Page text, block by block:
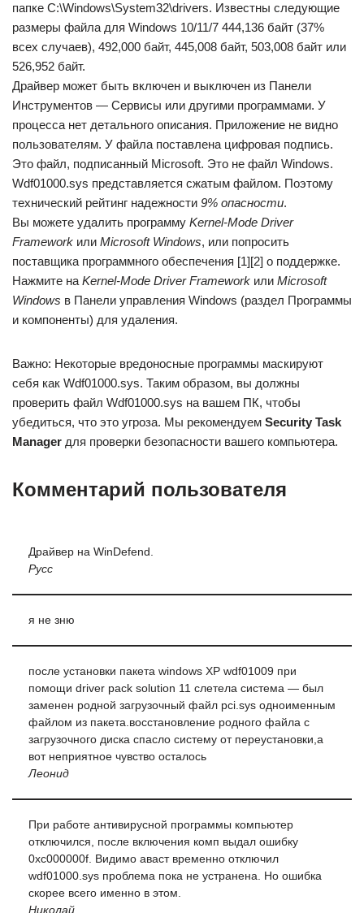
папке C:\Windows\System32\drivers. Известны следующие
размеры файла для Windows 10/11/7 444,136 байт (37%
всех случаев), 492,000 байт, 445,008 байт, 503,008 байт или
526,952 байт.
Драйвер может быть включен и выключен из Панели
Инструментов — Сервисы или другими программами. У
процесса нет детального описания. Приложение не видно
пользователям. У файла поставлена цифровая подпись.
Это файл, подписанный Microsoft. Это не файл Windows.
Wdf01000.sys представляется сжатым файлом. Поэтому
технический рейтинг надежности 9% опасности.
Вы можете удалить программу Kernel-Mode Driver
Framework или Microsoft Windows, или попросить
поставщика программного обеспечения [1][2] о поддержке.
Нажмите на Kernel-Mode Driver Framework или Microsoft
Windows в Панели управления Windows (раздел Программы
и компоненты) для удаления.
Важно: Некоторые вредоносные программы маскируют
себя как Wdf01000.sys. Таким образом, вы должны
проверить файл Wdf01000.sys на вашем ПК, чтобы
убедиться, что это угроза. Мы рекомендуем Security Task
Manager для проверки безопасности вашего компьютера.
Комментарий пользователя
Драйвер на WinDefend.
Русс
я не зню
после установки пакета windows XP wdf01009 при
помощи driver pack solution 11 слетела система — был
заменен родной загрузочный файл pci.sys одноименным
файлом из пакета.восстановление родного файла с
загрузочного диска спасло систему от переустановки,а
вот неприятное чувство осталось
Леонид
При работе антивирусной программы компьютер
отключился, после включения комп выдал ошибку
0xc000000f. Видимо аваст временно отключил
wdf01000.sys проблема пока не устранена. Но ошибка
скорее всего именно в этом.
Николай